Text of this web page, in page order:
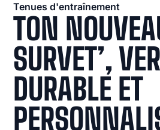
Tenues d'entraînement
TON
SURVET’,
DURABLE ET